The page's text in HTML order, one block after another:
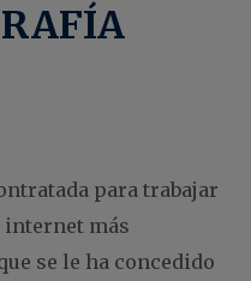
para trabajar
internet más
se le ha concedido